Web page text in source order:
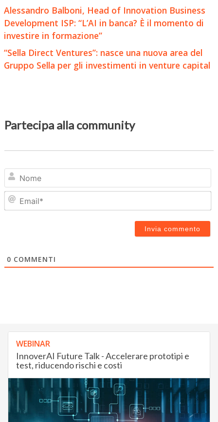
Alessandro Balboni, Head of Innovation Business
Development ISP: “L’AI in banca? È il momento di
investire in formazione”
“Sella Direct Ventures”: nasce una nuova area del
Gruppo Sella per gli investimenti in venture capital
Partecipa alla community
0 COMMENTI
WEBINAR
InnoverAI Future Talk - Accelerare prototipi e
test, riducendo rischi e costi